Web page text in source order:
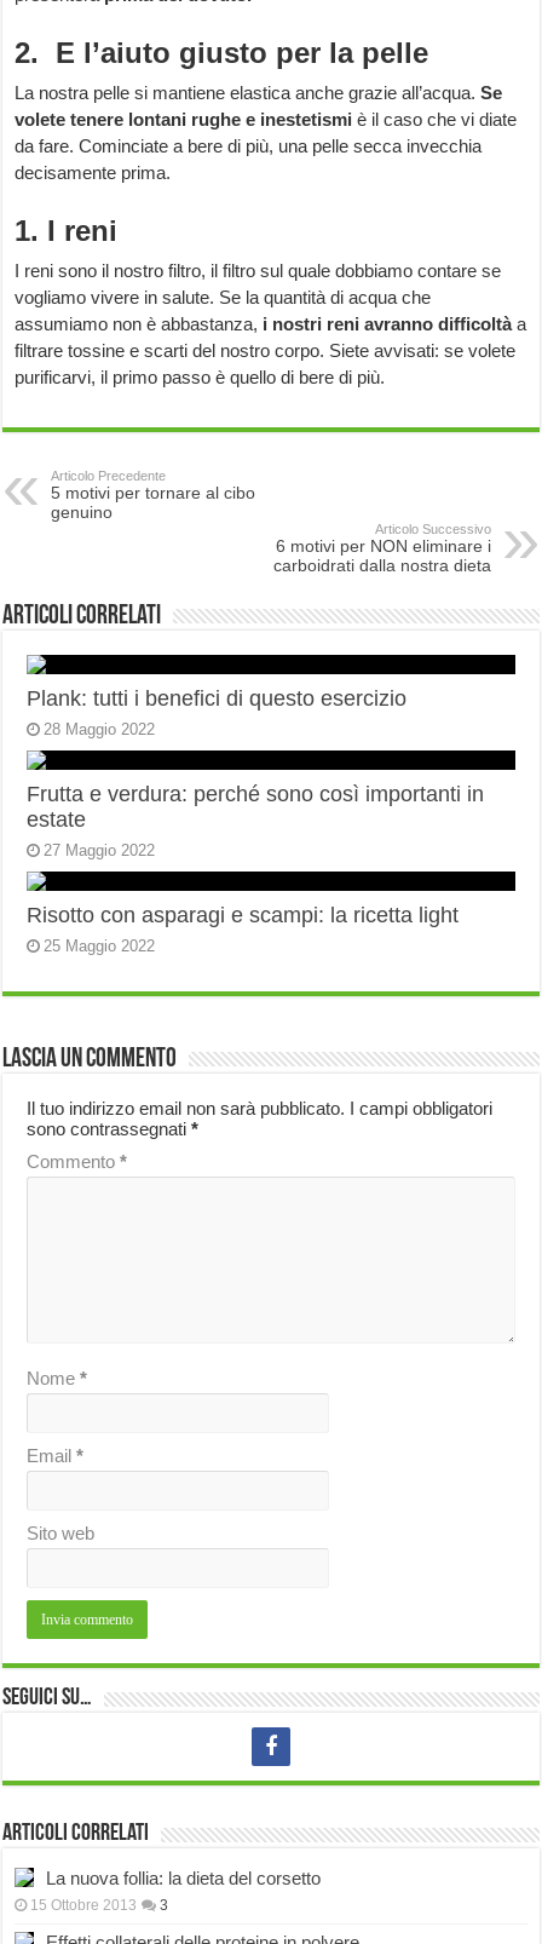
2. E l’aiuto giusto per la pelle
La nostra pelle si mantiene elastica anche grazie all’acqua.Se
volete tenere lontani rughe e inestetismiè il caso che vi diate
da fare. Cominciate a bere di più, una pelle secca invecchia
decisamente prima.
1. I reni
I reni sono il nostro filtro, il filtro sul quale dobbiamo contare se
vogliamo vivere in salute. Se la quantità di acqua che
assumiamo non è abbastanza, i nostri reni avranno difficoltàa
filtrare tossine e scarti del nostro corpo. Siete avvisati: se volete
purificarvi, il primo passo è quello di bere di più.
Articolo Precedente
5 motivi per tornare al cibo
genuino
Articolo Successivo
6 motivi per NON eliminare i
carboidrati dalla nostra dieta
Articoli correlati
Plank: tutti i benefici di questo esercizio
28 Maggio 2022
Frutta e verdura: perché sono così importanti in
estate
27 Maggio 2022
Risotto con asparagi e scampi: la ricetta light
25 Maggio 2022
Lascia un commento
Il tuo indirizzo email non sarà pubblicato. I campi obbligatori
sono contrassegnati*
Commento*
Nome*
Email*
Sito web
Seguici su…
Articoli correlati
La nuova follia: la dieta del corsetto
15 Ottobre 2013 3